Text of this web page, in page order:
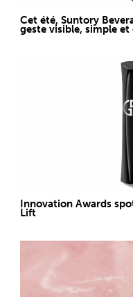
Cet été, Suntory
geste visible, simple
Innovation Awards
Lift